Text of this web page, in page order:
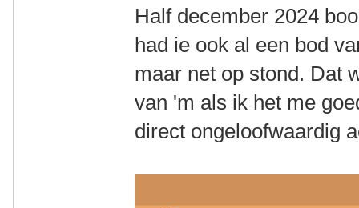
Half december 2024
had ie ook al een bod
maar net op stond. Dat
van 'm als ik het me
direct ongeloofwaardig